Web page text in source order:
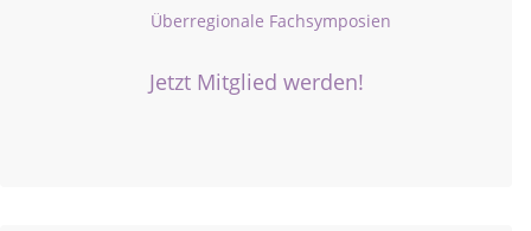
Überregionale Fachsymposien
Jetzt Mitglied werden!